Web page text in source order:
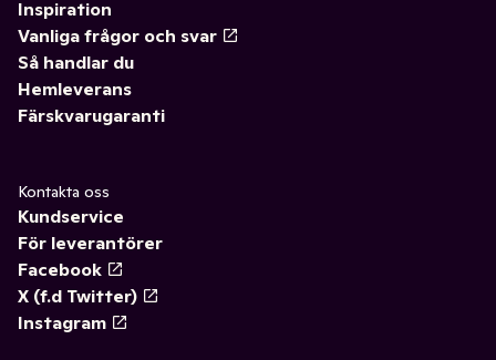
Inspiration
Vanliga frågor och svar
Så handlar du
Hemleverans
Färskvarugaranti
Kontakta oss
Kundservice
För leverantörer
Facebook
X (f.d Twitter)
Instagram